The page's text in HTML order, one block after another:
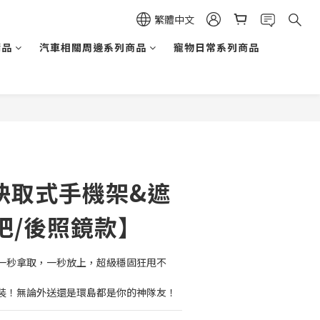
繁體中文
汽車相關周邊系列商品 寵物日常系列商品
取式手機架&遮
後照鏡款】
秒拿取，一秒放上，超級穩固狂甩不
無論外送還是環島都是你的神隊友！